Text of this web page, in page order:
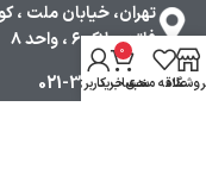
تهران، خیابان ملت ،
فاتح، پلاک ۶ ، واحد ۸
021-33984380علاقه مندی
0
سبد خرید
حساب کاربری من